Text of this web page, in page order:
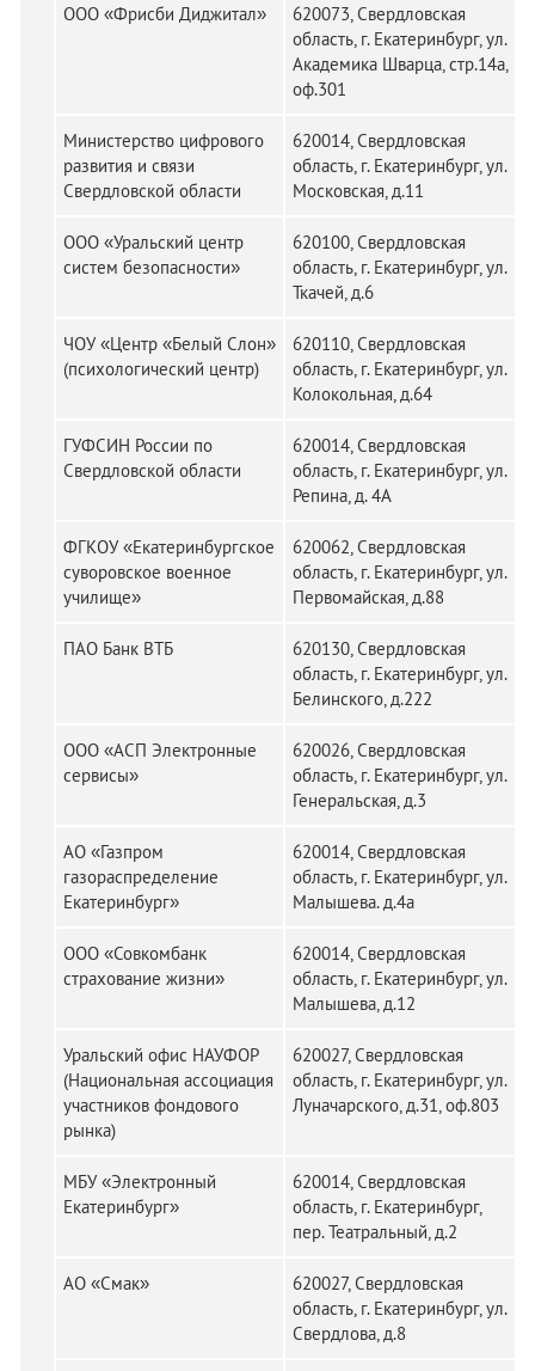
ООО «Фрисби Диджитал»
620073, Свердловская
область, г. Екатеринбург, ул.
Академика Шварца, стр.14а,
оф.301
Министерство цифрового
развития и связи
Свердловской области
620014, Свердловская
область, г. Екатеринбург, ул.
Московская, д.11
ООО «Уральский центр
систем безопасности»
620100, Свердловская
область, г. Екатеринбург, ул.
Ткачей, д.6
ЧОУ «Центр «Белый Слон»
(психологический центр)
620110, Свердловская
область, г. Екатеринбург, ул.
Колокольная, д.64
ГУФСИН России по
Свердловской области
620014, Свердловская
область, г. Екатеринбург, ул.
Репина, д. 4А
ФГКОУ «Екатеринбургское
суворовское военное
училище»
620062, Свердловская
область, г. Екатеринбург, ул.
Первомайская, д.88
ПАО Банк ВТБ
620130, Свердловская
область, г. Екатеринбург, ул.
Белинского, д.222
ООО «АСП Электронные
сервисы»
620026, Свердловская
область, г. Екатеринбург, ул.
Генеральская, д.3
АО «Газпром
газораспределение
Екатеринбург»
620014, Свердловская
область, г. Екатеринбург, ул.
Малышева. д.4а
ООО «Совкомбанк
страхование жизни»
620014, Свердловская
область, г. Екатеринбург, ул.
Малышева, д.12
Уральский офис НАУФОР
(Национальная ассоциация
участников фондового
рынка)
620027, Свердловская
область, г. Екатеринбург, ул.
Луначарского, д.31, оф.803
МБУ «Электронный
Екатеринбург»
620014, Свердловская
область, г. Екатеринбург,
пер. Театральный, д.2
АО «Смак»
620027, Свердловская
область, г. Екатеринбург, ул.
Свердлова, д.8